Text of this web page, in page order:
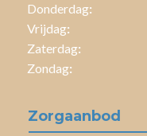
Donderdag:
Vrijdag:
Zaterdag:
Zondag:
Zorgaanbod